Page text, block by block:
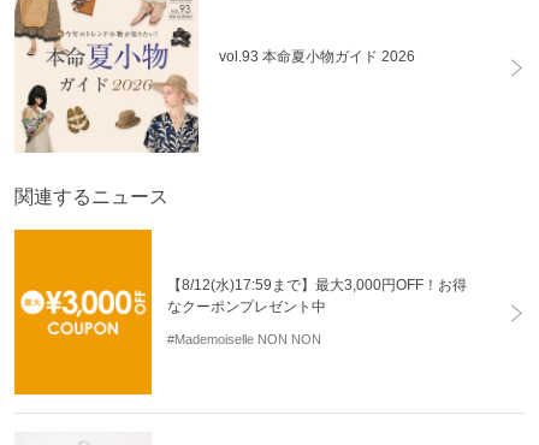
vol.93 本命夏小物ガイド 2026
関連するニュース
【8/12(水)17:59まで】最大3,000円OFF！お得
なクーポンプレゼント中
#Mademoiselle NON NON